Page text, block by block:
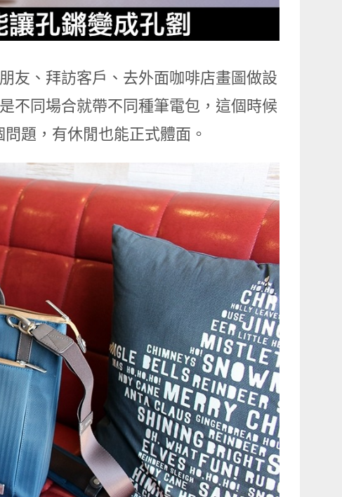
友、拜訪客戶、去外面咖啡店畫圖做設
不同場合就帶不同種筆電包，這個時候
題，有休閒也能正式體面。